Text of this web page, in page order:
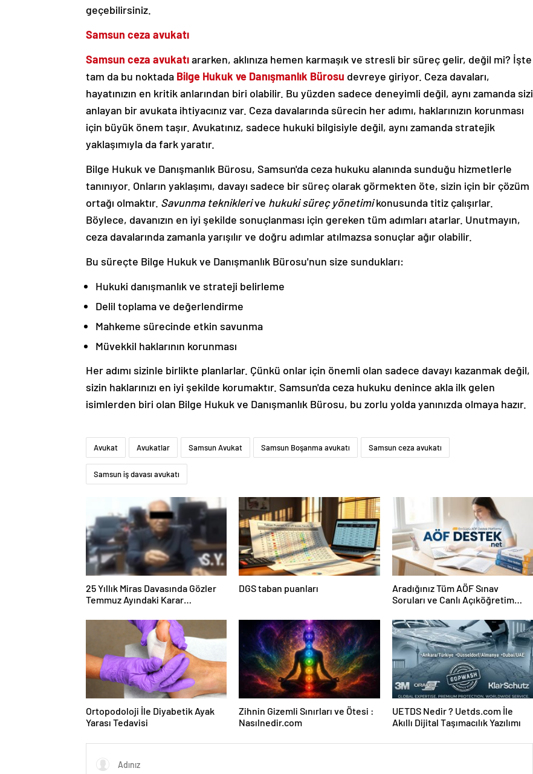
geçebilirsiniz.
Samsun ceza avukatı
Samsun ceza avukatıararken, aklınıza hemen karmaşık ve stresli bir süreç gelir, değil mi? İşte
tam da bu noktada Bilge Hukuk ve Danışmanlık Bürosu devreye giriyor. Ceza davaları,
hayatınızın en kritik anlarından biri olabilir. Bu yüzden sadece deneyimli değil, aynı zamanda sizi
anlayan bir avukata ihtiyacınız var. Ceza davalarında sürecin her adımı, haklarınızın korunması
için büyük önem taşır. Avukatınız, sadece hukuki bilgisiyle değil, aynı zamanda stratejik
yaklaşımıyla da fark yaratır.
Bilge Hukuk ve Danışmanlık Bürosu, Samsun'da ceza hukuku alanında sunduğu hizmetlerle
tanınıyor. Onların yaklaşımı, davayı sadece bir süreç olarak görmekten öte, sizin için bir çözüm
ortağı olmaktır. Savunma tekniklerive hukuki süreç yönetimikonusunda titiz çalışırlar.
Böylece, davanızın en iyi şekilde sonuçlanması için gereken tüm adımları atarlar. Unutmayın,
ceza davalarında zamanla yarışılır ve doğru adımlar atılmazsa sonuçlar ağır olabilir.
Bu süreçte Bilge Hukuk ve Danışmanlık Bürosu'nun size sundukları:
Hukuki danışmanlık ve strateji belirleme
Delil toplama ve değerlendirme
Mahkeme sürecinde etkin savunma
Müvekkil haklarının korunması
Her adımı sizinle birlikte planlarlar. Çünkü onlar için önemli olan sadece davayı kazanmak değil,
sizin haklarınızı en iyi şekilde korumaktır. Samsun'da ceza hukuku denince akla ilk gelen
isimlerden biri olan Bilge Hukuk ve Danışmanlık Bürosu, bu zorlu yolda yanınızda olmaya hazır.
Avukat Avukatlar Samsun Avukat Samsun Boşanma avukatı Samsun ceza avukatı
Samsun iş davası avukatı
25 Yıllık Miras Davasında Gözler
Temmuz Ayındaki Karar
DGS taban puanları
Aradığınız Tüm AÖF Sınav
Soruları ve Canlı Açıköğretim
Ortopodoloji İle Diyabetik Ayak
Yarası Tedavisi
Zihnin Gizemli Sınırları ve Ötesi :
Nasılnedir.com
UETDS Nedir ? Uetds.com İle
Akıllı Dijital Taşımacılık Yazılımı